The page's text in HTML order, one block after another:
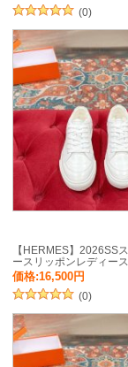
(0)
【HERMES】2026SS
ースリッポンレディース
価格:16,500円
(0)